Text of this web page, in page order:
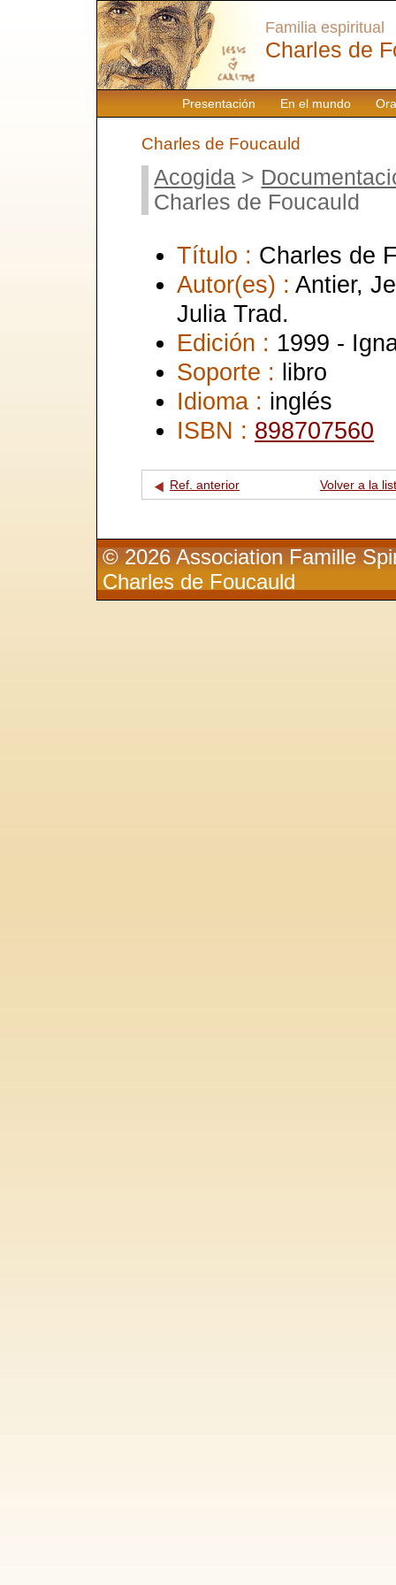
Presentación En el mundo
Familia espiritual
Charles de
Charles de Foucauld
Acogida >
Charles de Foucauld
Título : Charles de
Autor(es) : Antier,
Julia Trad.
Edición : 1999 -
Soporte : libro
Idioma : inglés
ISBN : 898707560
Ref. anterior Volver a la
© 2026 Association Famille
Charles de Foucauld